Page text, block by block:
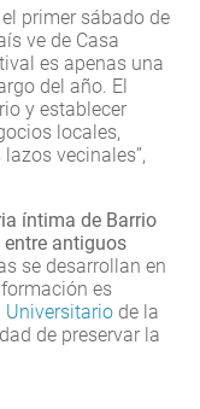
primer sábado de
ve de Casa
es apenas una
del año. El
y establecer
locales,
vecinales”,
íntima de Barrio
entre antiguos
se desarrollan en
es
Universitario de la
de preservar la